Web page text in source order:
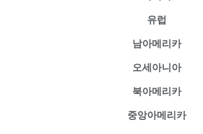
유럽
남아메리카
오세아니아
북아메리카
중앙아메리카